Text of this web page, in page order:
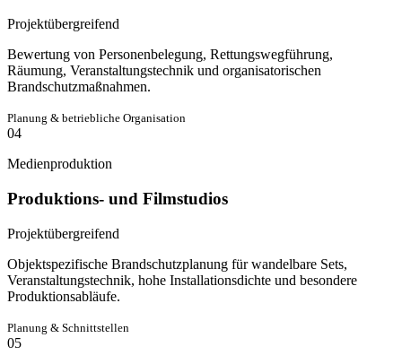
Projektübergreifend
Bewertung von Personenbelegung, Rettungswegführung,
Räumung, Veranstaltungstechnik und organisatorischen
Brandschutzmaßnahmen.
Planung & betriebliche Organisation
04
Medienproduktion
Produktions- und Filmstudios
Projektübergreifend
Objektspezifische Brandschutzplanung für wandelbare Sets,
Veranstaltungstechnik, hohe Installationsdichte und besondere
Produktionsabläufe.
Planung & Schnittstellen
05